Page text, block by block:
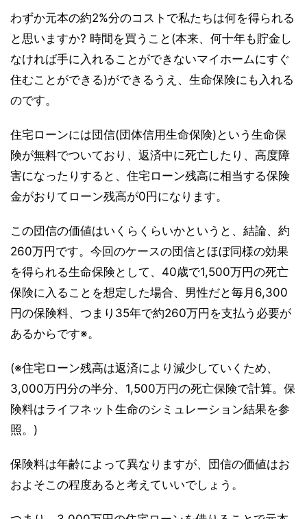
わずか元本の約2%分のコストで私たちは何を得られる
と思いますか? 時間を買うこと(本来、何十年も貯金し
なければ手に入れることができないマイホームにすぐ
住むことができる)ができるうえ、生命保険にも入れる
のです。
住宅ローンには団信(団体信用生命保険)という生命保
険が無料でついており、返済中に死亡したり、高度障
害になったりすると、住宅ローン残高に相当する保険
金がおりてローン残高が0円になります。
この団信の価値はいくらくらいかというと、結論、約
260万円です。今回のケースの団信とほぼ同様の効果
を得られる生命保険として、40歳で1,500万円の死亡
保険に入ることを想定した場合、男性だと毎月6,300
円の保険料、つまり35年で約260万円を支払う必要が
あるからです※。
(※住宅ローン残高は返済により減少していくため、
3,000万円分の半分、1,500万円の死亡保険で計算。保
険料はライフネット生命のシミュレーション結果を参
照。)
保険料は年齢によって異なりますが、団信の価値はお
およそこの程度あると考えていいでしょう。